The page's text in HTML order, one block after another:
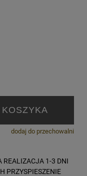
KOSZYKA
dodaj do przechowalni
REALIZACJA 1-3 DNI
PRZYSPIESZENIE